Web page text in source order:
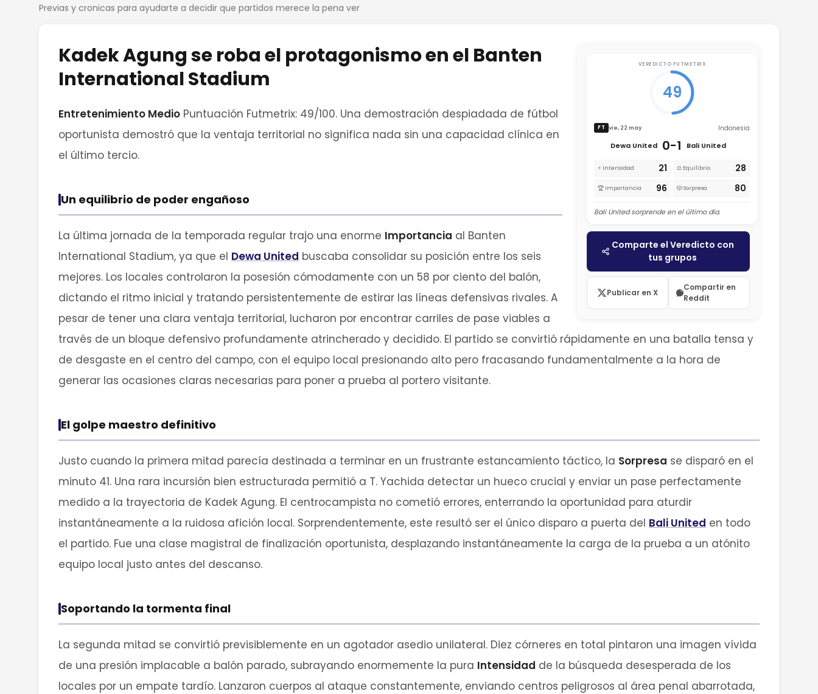
Previas y cronicas para ayudarte a decidir que partidos merece la pena ver
VEREDICTO FUTMETRIX
49
FT vie, 22 may Indonesia
Dewa United 0-1 Bali United
⚡ Intensidad 21 ⚖️ Equilibrio 28
🏆 Importancia 96 🎲 Sorpresa 80
Bali United sorprende en el último día.
Comparte el Veredicto con
tus grupos
Publicar en X
Compartir en
Reddit
Kadek Agung se roba el protagonismo en el Banten
International Stadium
Entretenimiento Medio Puntuación Futmetrix: 49/100. Una demostración despiadada de fútbol
oportunista demostró que la ventaja territorial no significa nada sin una capacidad clínica en
el último tercio.
Un equilibrio de poder engañoso
La última jornada de la temporada regular trajo una enorme Importancia al Banten
International Stadium, ya que el Dewa United buscaba consolidar su posición entre los seis
mejores. Los locales controlaron la posesión cómodamente con un 58 por ciento del balón,
dictando el ritmo inicial y tratando persistentemente de estirar las líneas defensivas rivales. A
pesar de tener una clara ventaja territorial, lucharon por encontrar carriles de pase viables a
través de un bloque defensivo profundamente atrincherado y decidido. El partido se convirtió rápidamente en una batalla tensa y
de desgaste en el centro del campo, con el equipo local presionando alto pero fracasando fundamentalmente a la hora de
generar las ocasiones claras necesarias para poner a prueba al portero visitante.
El golpe maestro definitivo
Justo cuando la primera mitad parecía destinada a terminar en un frustrante estancamiento táctico, la Sorpresa se disparó en el
minuto 41. Una rara incursión bien estructurada permitió a T. Yachida detectar un hueco crucial y enviar un pase perfectamente
medido a la trayectoria de Kadek Agung. El centrocampista no cometió errores, enterrando la oportunidad para aturdir
instantáneamente a la ruidosa afición local. Sorprendentemente, este resultó ser el único disparo a puerta del Bali United en todo
el partido. Fue una clase magistral de finalización oportunista, desplazando instantáneamente la carga de la prueba a un atónito
equipo local justo antes del descanso.
Soportando la tormenta final
La segunda mitad se convirtió previsiblemente en un agotador asedio unilateral. Diez córneres en total pintaron una imagen vívida
de una presión implacable a balón parado, subrayando enormemente la pura Intensidad de la búsqueda desesperada de los
locales por un empate tardío. Lanzaron cuerpos al ataque constantemente, enviando centros peligrosos al área penal abarrotada,